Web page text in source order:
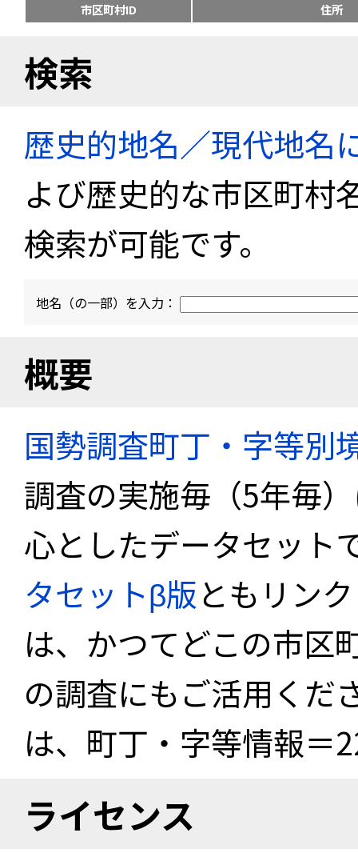
市区町村ID 住所
検索
歴史的地名／現代地名
よび歴史的な市区町村
検索が可能です。
地名（の一部）を入力：
概要
国勢調査町丁・字等別
調査の実施毎（5年毎
心としたデータセット
タセットβ版ともリン
は、かつてどこの市区
の調査にもご活用くだ
は、町丁・字等情報＝
ライセンス